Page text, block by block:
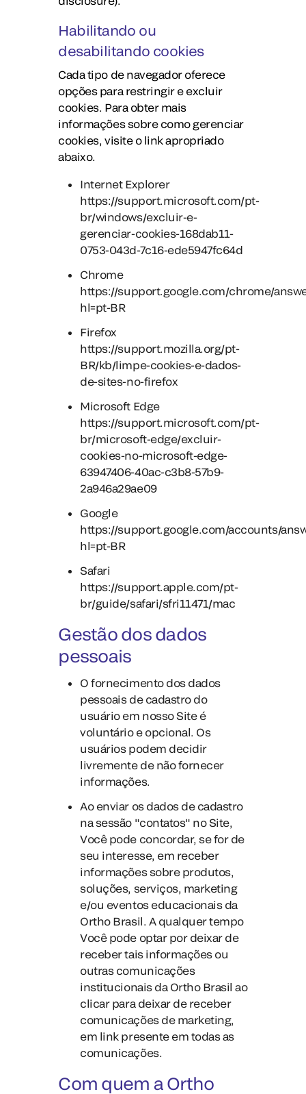
Habilitando ou
desabilitando cookies
Cada tipo de navegador oferece
opções para restringir e excluir
cookies. Para obter mais
informações sobre como gerenciar
cookies, visite o link apropriado
abaixo.
Internet Explorer
https://support.microsoft.com/pt-
br/windows/excluir-e-
gerenciar-cookies-168dab11-
0753-043d-7c16-ede5947fc64d
Chrome
https://support.google.com/chrome/
hl=pt-BR
Firefox
https://support.mozilla.org/pt-
BR/kb/limpe-cookies-e-dados-
de-sites-no-firefox
Microsoft Edge
https://support.microsoft.com/pt-
br/microsoft-edge/excluir-
cookies-no-microsoft-edge-
63947406-40ac-c3b8-57b9-
2a946a29ae09
Google
https://support.google.com/accounts/
hl=pt-BR
Safari
https://support.apple.com/pt-
br/guide/safari/sfri11471/mac
Gestão dos dados
pessoais
O fornecimento dos dados
pessoais de cadastro do
usuário em nosso Site é
voluntário e opcional. Os
usuários podem decidir
livremente de não fornecer
informações.
Ao enviar os dados de cadastro
na sessão "contatos" no Site,
Você pode concordar, se for de
seu interesse, em receber
informações sobre produtos,
soluções, serviços, marketing
e/ou eventos educacionais da
Ortho Brasil. A qualquer tempo
Você pode optar por deixar de
receber tais informações ou
outras comunicações
institucionais da Ortho Brasil ao
clicar para deixar de receber
comunicações de marketing,
em link presente em todas as
comunicações.
Com quem a Ortho